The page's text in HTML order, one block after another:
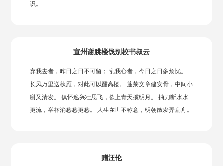
识。
宣州谢朓楼饯别校书叔云
弃我去者，昨日之日不可留； 乱我心者，今日之日多烦忧。
长风万里送秋雁，对此可以酣高楼。 蓬莱文章建安骨，中间小
谢又清发。 俱怀逸兴壮思飞，欲上青天揽明月。 抽刀断水水
更流，举杯消愁愁更愁。 人生在世不称意，明朝散发弄扁舟。
赠汪伦